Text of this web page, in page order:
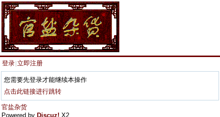
登录 立即注册
您需要先登录才能继续本操作
点击此链接进行跳转
官盐杂货
Powered by Discuz! X2